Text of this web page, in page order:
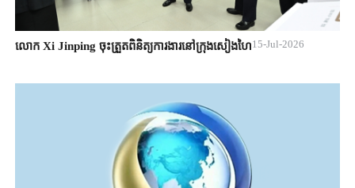
លោក Xi Jinping ចុះត្រួតពិនិត្យការងារនៅក្រុងសៀងហៃ15-Jul-2026